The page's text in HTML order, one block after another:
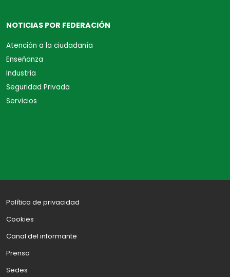
NOTICIAS POR FEDERACIÓN
Atención a la ciudadanía
Enseñanza
Industria
Seguridad Privada
Servicios
Política de privacidad
Cookies
Canal del informante
Prensa
Sedes